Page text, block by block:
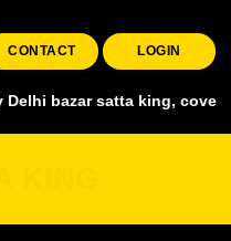
CONTACT LOGIN
satta king, covering all